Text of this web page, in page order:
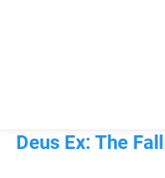
Deus Ex: The Fall